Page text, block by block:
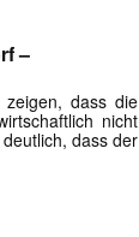
–
dass die
nicht
dass der